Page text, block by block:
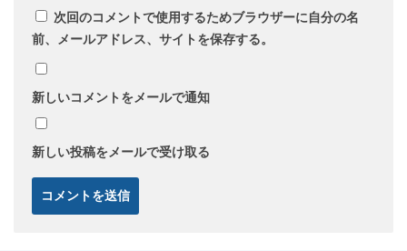
次回のコメントで使用するためブラウザーに自分の名
前、メールアドレス、サイトを保存する。
新しいコメントをメールで通知
新しい投稿をメールで受け取る